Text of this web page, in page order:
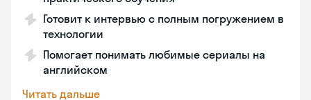
Готовит к интервью с полным погружением в
технологии
Помогает понимать любимые сериалы на
английском
Читать дальше